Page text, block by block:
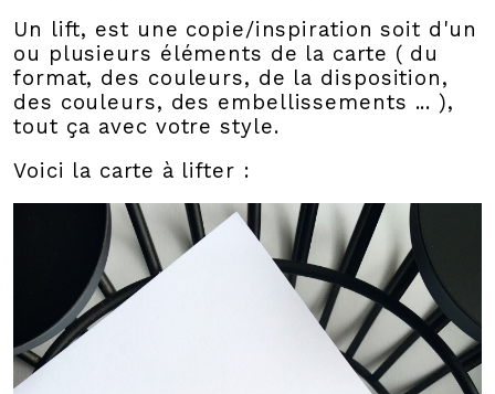
Un lift, est une copie/inspiration soit d'un
ou plusieurs éléments de la carte ( du
format, des couleurs, de la disposition,
des couleurs, des embellissements ... ),
tout ça avec votre style.
Voici la carte à lifter :